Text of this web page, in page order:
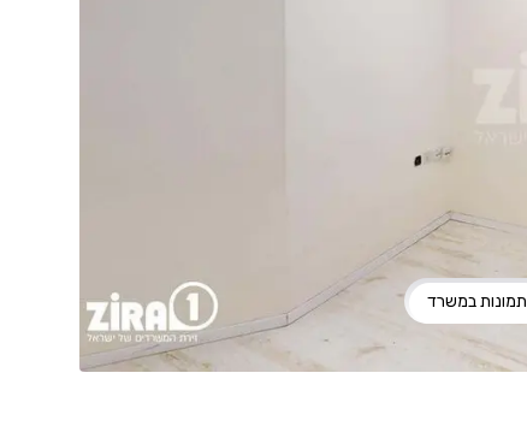
תמונות במשרד